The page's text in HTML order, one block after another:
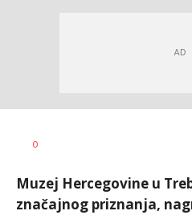
AUTOR
0
Muzej Hercegovine u
značajnog priznanja,